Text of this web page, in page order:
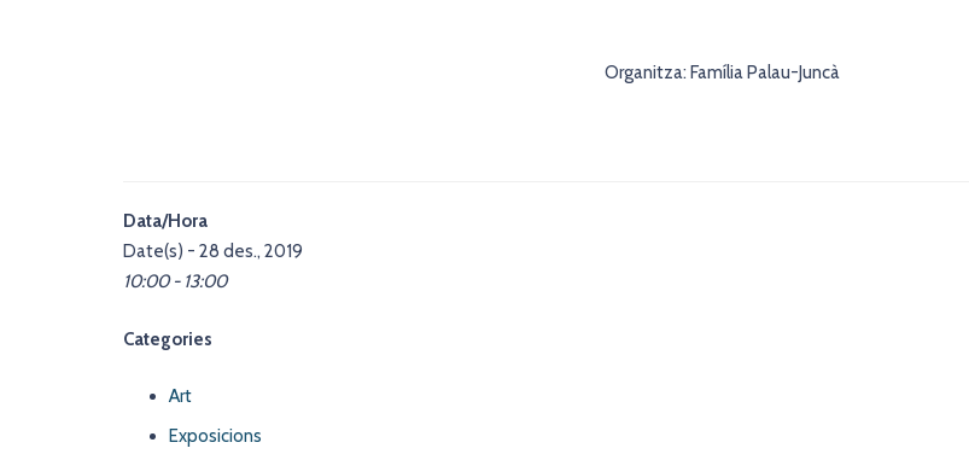
Organitza: Família Palau-Juncà
Data/Hora
Date(s) - 28 des., 2019
10:00 - 13:00
Categories
Art
Exposicions